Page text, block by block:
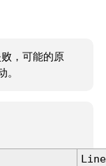
，可能的原
。
Line